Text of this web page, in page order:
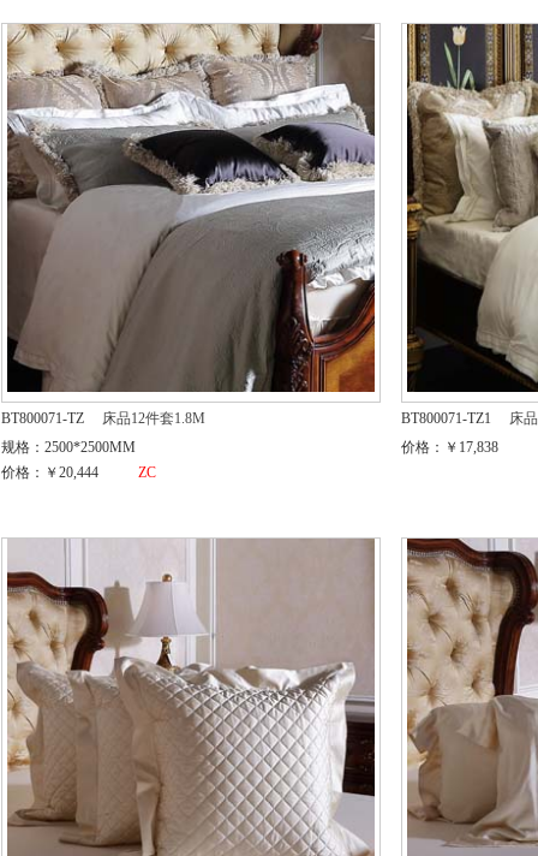
BT800071-TZ
床品12件套1.8M
规格：2500*2500MM
价格：￥20,444
ZC
BT800071-TZ1
床
价格：￥17,838